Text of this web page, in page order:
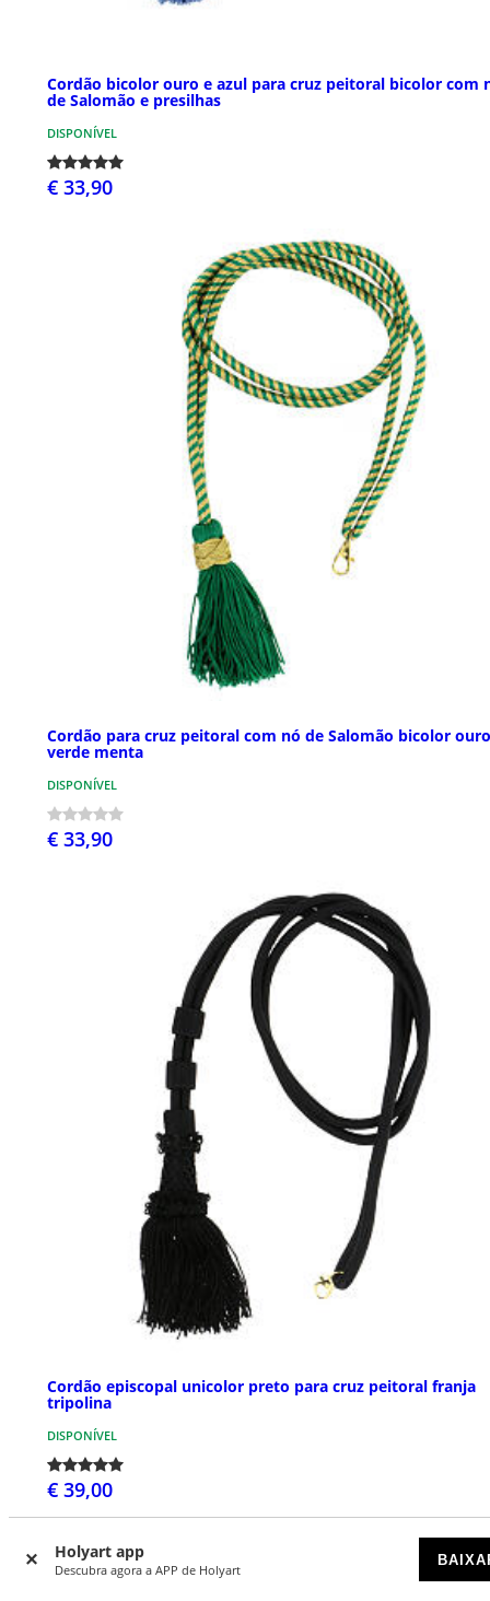
Holyart app
Descubra agora a APP de Holyart
Cordão bicolor ouro e azul para cruz peitoral bicolor com
de Salomão e presilhas
DISPONÍVEL
€ 33,90
Cordão para cruz peitoral com nó de Salomão bicolor
verde menta
DISPONÍVEL
€ 33,90
Cordão episcopal unicolor preto para cruz peitoral franja
tripolina
DISPONÍVEL
€ 39,00